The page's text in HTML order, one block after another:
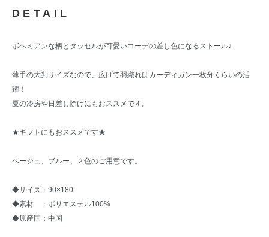
DETAIL
ボヘミアンな柄とタッセルが可愛いコーデの差し色になるストール♪
薄手の大判サイズなので、広げて羽織ればカーディガン一枚分くらいの活
躍！
夏の冷房や日差し除けにもおススメです。
★ギフトにもおススメです★
ベージュ、ブルー、２色のご用意です。
◆サイズ：90×180
◆素材 ：ポリエステル100%
◆原産国：中国